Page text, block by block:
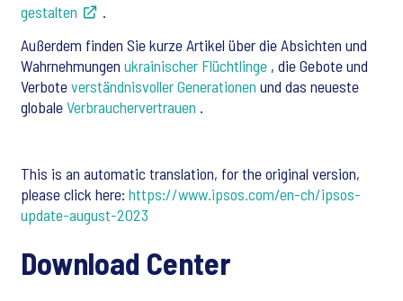
gestalten
.
Außerdem finden Sie kurze Artikel über die Absichten und
Wahrnehmungen ukrainischer Flüchtlinge , die Gebote und
Verboteverständnisvoller Generationen und das neueste
globaleVerbrauchervertrauen .
This is an automatic translation, for the original version,
please click here: https://www.ipsos.com/en-ch/ipsos-
update-august-2023
Download Center